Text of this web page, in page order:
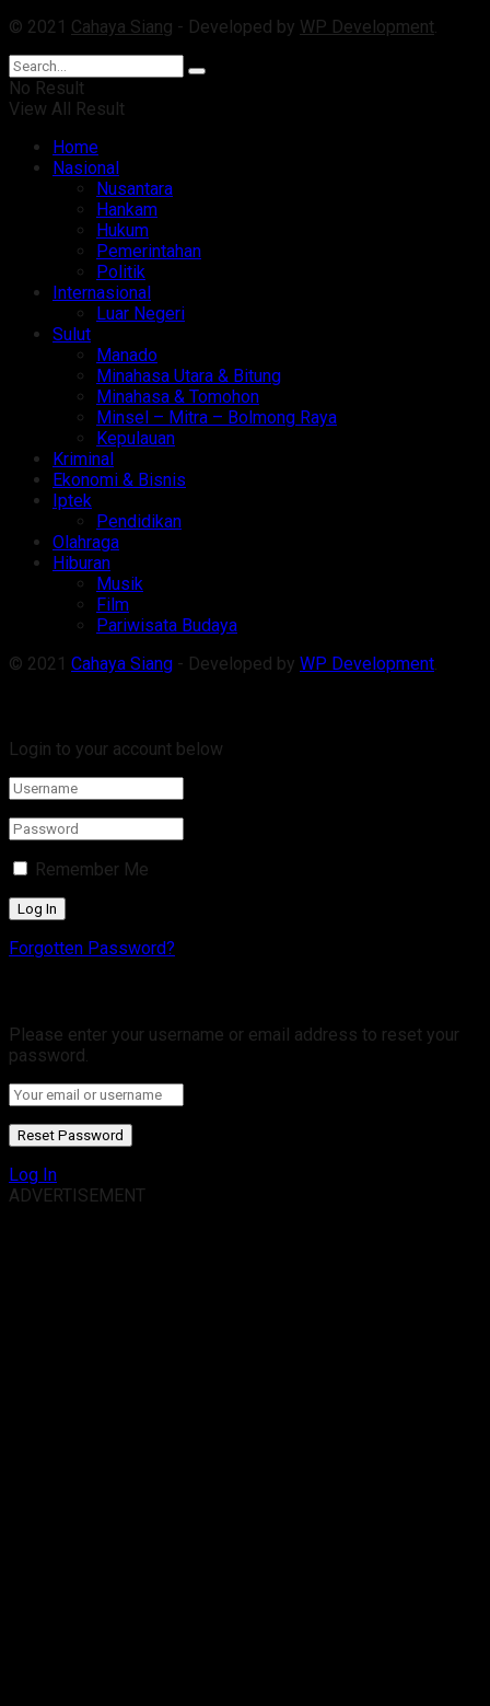
© 2021 Cahaya Siang - Developed by WP Development
No Result
View All Result
Home
Nasional
Nusantara
Hankam
Hukum
Pemerintahan
Politik
Internasional
Luar Negeri
Sulut
Manado
Minahasa Utara & Bitung
Minahasa & Tomohon
Minsel – Mitra – Bolmong Raya
Kepulauan
Kriminal
Ekonomi & Bisnis
Iptek
Pendidikan
Olahraga
Hiburan
Musik
Film
Pariwisata Budaya
© 2021 Cahaya Siang - Developed by WP Development
Login to your account below
Remember Me
Forgotten Password?
Please enter your username or email address to reset your
password.
Log In
ADVERTISEMENT